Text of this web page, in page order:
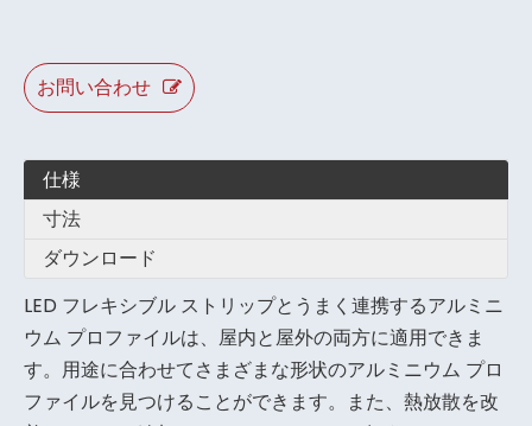
お問い合わせ
仕様
寸法
ダウンロード
LED フレキシブル ストリップとうまく連携するアルミニ
ウム プロファイルは、屋内と屋外の両方に適用できま
す。用途に合わせてさまざまな形状のアルミニウム プロ
ファイルを見つけることができます。また、熱放散を改